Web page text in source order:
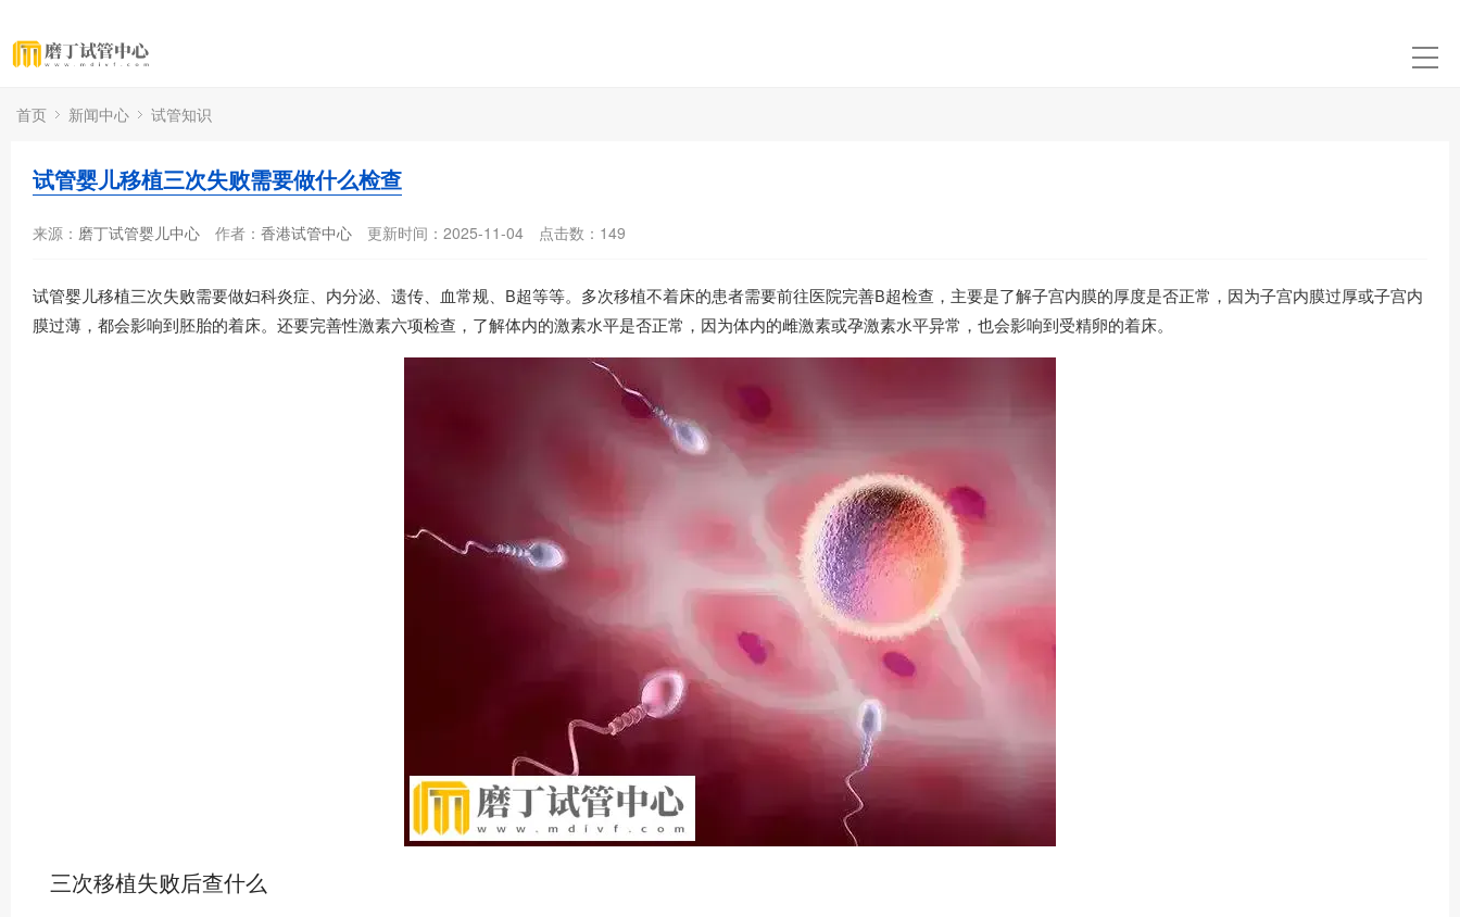
首页 新闻中心 试管知识
试管婴儿移植三次失败需要做什么检查
来源： 磨丁试管婴儿中心 作者： 香港试管中心 更新时间：2025-11-04 点击数： 149
试管婴儿移植三次失败需要做妇科炎症、内分泌、遗传、血常规、B超等等。多次移植不着床的患者需要前往医院完善B超检查，主要是了解子宫内膜的厚度是否正常，因为子宫内膜过厚或子宫内
膜过薄，都会影响到胚胎的着床。还要完善性激素六项检查，了解体内的激素水平是否正常，因为体内的雌激素或孕激素水平异常，也会影响到受精卵的着床。
三次移植失败后查什么